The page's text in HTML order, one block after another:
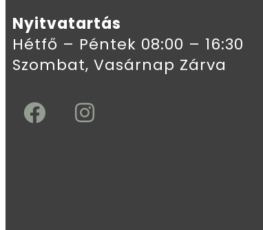
Nyitvatartás
Hétfő – Péntek 08:00 – 16:30
Szombat, Vasárnap Zárva